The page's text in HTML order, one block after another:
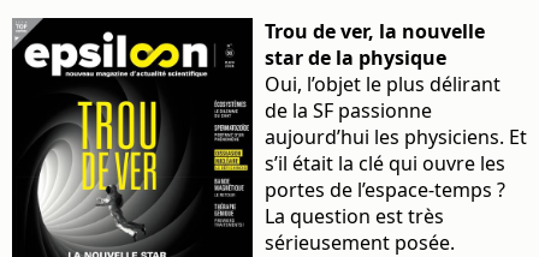
Trou de ver, la nouvelle
star de la physique
Oui, l’objet le plus délirant
de la SF passionne
aujourd’hui les physiciens. Et
s’il était la clé qui ouvre les
portes de l’espace-temps ?
La question est très
sérieusement posée.